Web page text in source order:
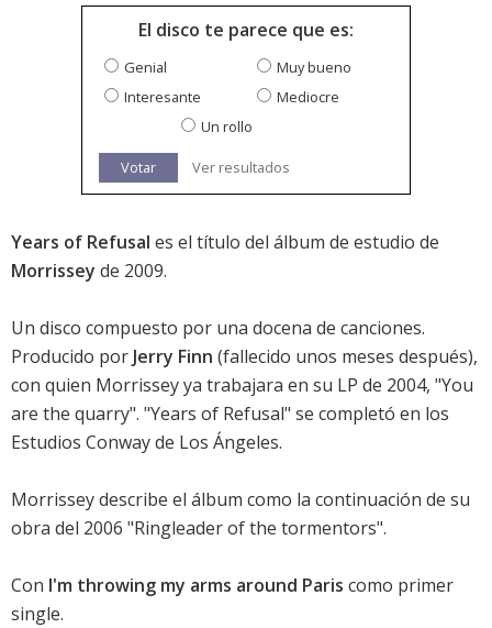
El disco te parece que es:
Genial
Muy bueno
Interesante
Mediocre
Un rollo
Votar Ver resultados
Years of Refusal es el título del álbum de estudio de
Morrissey de 2009.
Un disco compuesto por una docena de canciones.
Producido por Jerry Finn (fallecido unos meses después),
con quien Morrissey ya trabajara en su LP de 2004, "You
are the quarry". "Years of Refusal" se completó en los
Estudios Conway de Los Ángeles.
Morrissey describe el álbum como la continuación de su
obra del 2006 "Ringleader of the tormentors".
Con I'm throwing my arms around Paris como primer
single.